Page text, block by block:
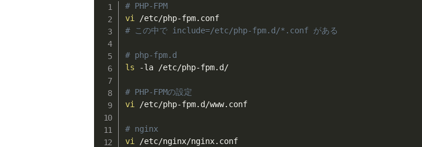
# PHP-FPM
vi
# この中で include=/etc/php-fpm.d/*.conf がある
# php-fpm.d
ls -la /etc/php-fpm.d/
# PHP-FPMの設定
vi /etc/php-fpm.d/www.conf
# nginx
vi